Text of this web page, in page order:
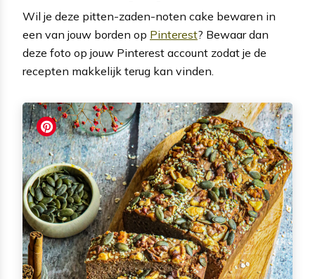
Wil je deze pitten-zaden-noten cake bewaren in
een van jouw borden op Pinterest? Bewaar dan
deze foto op jouw Pinterest account zodat je de
recepten makkelijk terug kan vinden.